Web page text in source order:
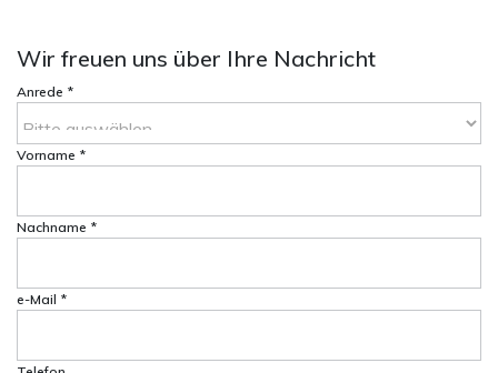
Wir freuen uns über Ihre Nachricht
Anrede *
Vorname *
Nachname *
e-Mail *